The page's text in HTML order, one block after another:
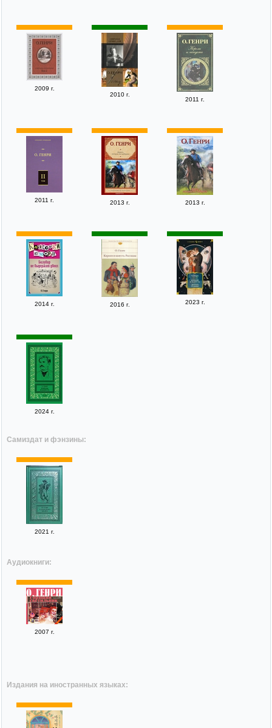
2009 г.
2010 г.
2011 г.
2011 г. 2013 г. 2013 г.
2014 г. 2016 г. 2023 г.
2024 г.
Самиздат и фэнзины:
2021 г.
Аудиокниги:
2007 г.
Издания на иностранных языках: